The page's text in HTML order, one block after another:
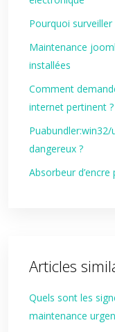
Pourquoi
Maintenance
installées
Comment
internet pertinent ?
dangereux ?
Absorbeur
Articles
Quels sont les
maintenance